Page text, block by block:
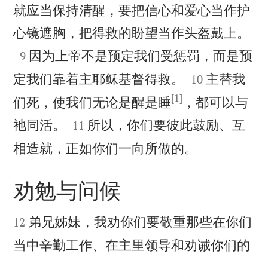
就应当保持清醒，要把信心和爱心当作护
心镜遮胸，把得救的盼望当作头盔戴上。

9 因为上帝不是预定我们受惩罚，而是预
定我们靠着主耶稣基督得救。


10 主替我
们死，使我们无论是醒是睡[1] ，都可以与
祂同活。


11 所以，你们要彼此鼓励、互
相造就，正如你们一向所做的。

劝勉与问候

12 弟兄姊妹，我劝你们要敬重那些在你们
当中辛勤工作、在主里领导和劝诫你们的